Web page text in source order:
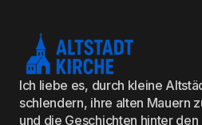
Ich liebe es, durch kleine
schlendern, ihre alten Mauern
und die Geschichten hinter den